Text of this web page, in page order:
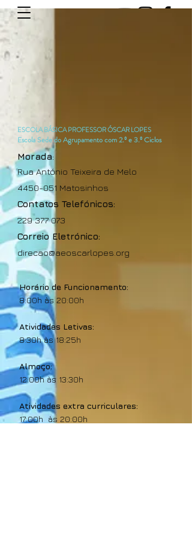
ESCOLA BÁSICA PROFESSOR ÓSCAR LOPES
Escola Sede do Agrupamento com 2.º e 3.º Ciclos
Morada:
Rua António Teixeira de Melo
4450-051 Matosinhos
Contatos Telefónicos:
229 377 073
Correio Eletrónico:
direcao@aeoscarlopes.org
Horário de Funcionamento:
8:00h às 20:00h
Atividades Letivas:
8:30h às 18:25h
Almoço:
12:00h às 13:30h
Atividades extra curriculares:
17:00h às 20:00h